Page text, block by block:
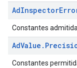
AdInspector
Constantes
AdValue .
Constantes